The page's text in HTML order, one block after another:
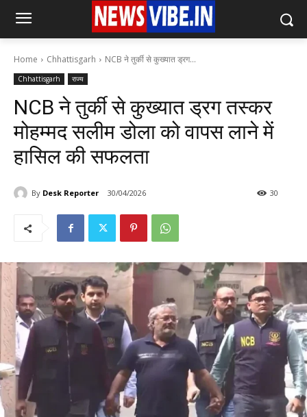
Home Chhattisgarh NCB ने तुर्की से कुख्यात ड्रग...
Chhattisgarh राज्य
NCB ने तुर्की से कुख्यात ड्रग तस्कर
मोहम्मद सलीम डोला को वापस लाने में
हासिल की सफलता
By Desk Reporter 30/04/2026 30